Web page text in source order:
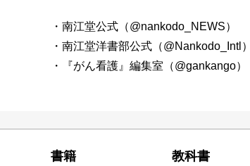
・南江堂公式（@nankodo_NEWS）
・南江堂洋書部公式（@Nankodo_Intl）
・『がん看護』編集室（@gankango）
書籍 教科書